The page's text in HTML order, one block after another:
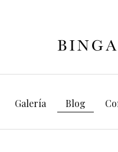
Galería Blog